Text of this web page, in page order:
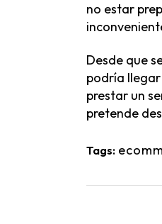
no estar
Desde que
podría
prestar un
pretende
Tags: